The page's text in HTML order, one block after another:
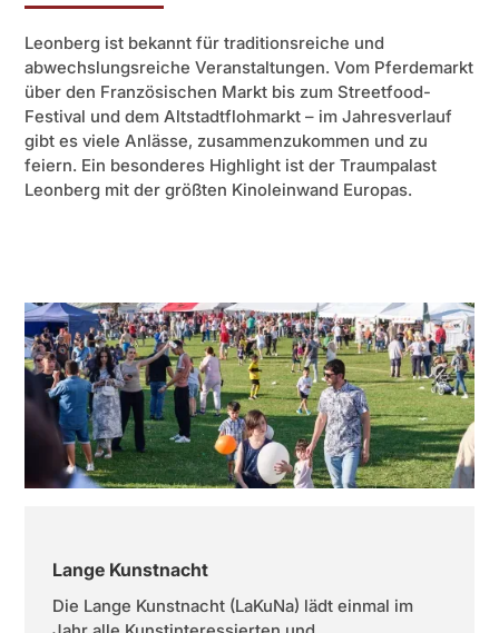
Leonberg ist bekannt für traditionsreiche und
abwechslungsreiche Veranstaltungen. Vom Pferdemarkt
über den Französischen Markt bis zum Streetfood-
Festival und dem Altstadtflohmarkt – im Jahresverlauf
gibt es viele Anlässe, zusammenzukommen und zu
feiern. Ein besonderes Highlight ist der Traumpalast
Leonberg mit der größten Kinoleinwand Europas.
Lange Kunstnacht
Die Lange Kunstnacht (LaKuNa) lädt einmal im